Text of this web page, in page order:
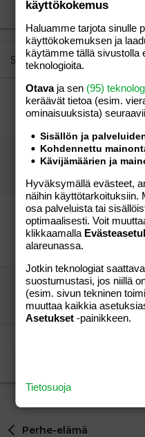
22
26
Times
Justify text
Heading 3
Similar threads
Laitila ja ympäristö!
Zuffeli
Perhe-elämä
Zuffeli
Mustasukkaisuus?!
riina
Aihe vapaa
m
Voisko tää liittyä
palstalta!
"Vierailija"
Aihe vapaa
11
vierailija
KERHOT-
Talvicci
Aihe vapaa
14
vieras
Perhe-elämä
käyttökokemus
Haluamme tarjota sinulle
käyttökokemuksen ja
käytämme tällä sivustolla
teknologioita.
Otavaja sen (95)
keräävät tietoa (esim.
ominaisuuk­sista)
Sisällön ja
Kohdennettu
Kävijämäärien ja
Hyväksymällä evästeet,
näihin käyttötarkoituksiin.
osa palveluista tai
optimaalisesti. Voit
klikkaamalla
alareunassa.
Jotkin teknologiat
suostumustasi, jos niillä
(esim. sivun tekninen
muuttaa kaikkia
Asetukset -painikkeen.
Tietosuoja